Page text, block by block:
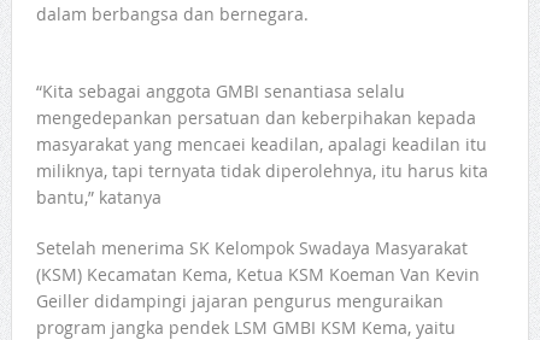
dalam berbangsa dan bernegara.
“Kita sebagai anggota GMBI senantiasa selalu
mengedepankan persatuan dan keberpihakan kepada
masyarakat yang mencaei keadilan, apalagi keadilan itu
miliknya, tapi ternyata tidak diperolehnya, itu harus kita
bantu,” katanya
Setelah menerima SK Kelompok Swadaya Masyarakat
(KSM) Kecamatan Kema, Ketua KSM Koeman Van Kevin
Geiller didampingi jajaran pengurus menguraikan
program jangka pendek LSM GMBI KSM Kema, yaitu